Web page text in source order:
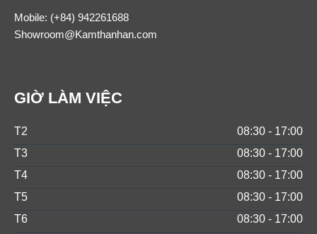
Mobile: (+84) 942261688
Showroom@Kamthanhan.com
GIỜ LÀM VIỆC
T2
08:30 - 17:00
T3
08:30 - 17:00
T4
08:30 - 17:00
T5
08:30 - 17:00
T6
08:30 - 17:00